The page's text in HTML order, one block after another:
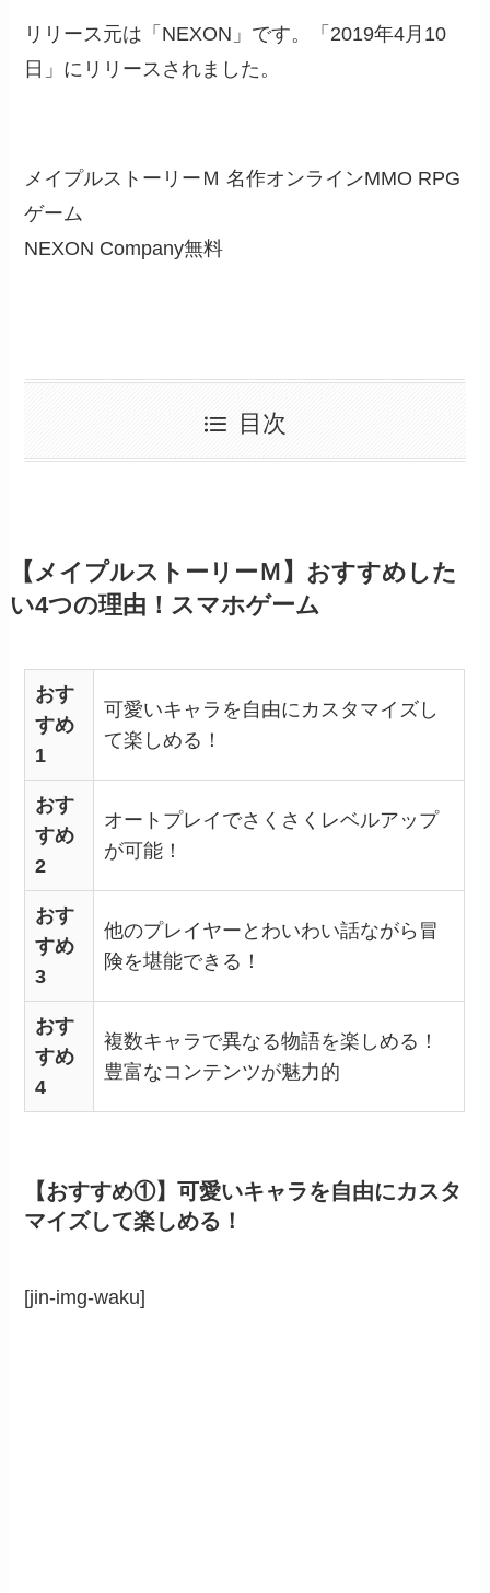
リリース元は「NEXON」です。「2019年4月10
日」にリリースされました。
メイプルストーリーＭ 名作オンラインMMO RPG
ゲーム
NEXON Company無料
目次
【メイプルストーリーＭ】おすすめした
い4つの理由！スマホゲーム
おす
すめ
1
可愛いキャラを自由にカスタマイズし
て楽しめる！
おす
すめ
2
オートプレイでさくさくレベルアップ
が可能！
おす
すめ
3
他のプレイヤーとわいわい話ながら冒
険を堪能できる！
おす
すめ
4
複数キャラで異なる物語を楽しめる！
豊富なコンテンツが魅力的
【おすすめ①】可愛いキャラを自由にカスタ
マイズして楽しめる！
[jin-img-waku]